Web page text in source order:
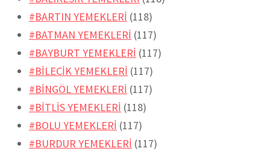
#BARTIN YEMEKLERİ (118)
#BATMAN YEMEKLERİ (117)
#BAYBURT YEMEKLERİ (117)
#BİLECİK YEMEKLERİ (117)
#BİNGÖL YEMEKLERİ (117)
#BİTLİS YEMEKLERİ (118)
#BOLU YEMEKLERİ (117)
#BURDUR YEMEKLERİ (117)